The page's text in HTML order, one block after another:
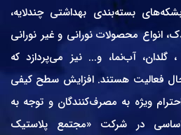
بسته‌بندی بهداشتی چندلایه،
انواع محصولات نورانی و غیر نورانی
آب‌نما، و... نیز می‌پردازد که
فعالیت هستند. افزایش سطح کیفی
ویژه به مصرف‌کنندگان و توجه به
در شرکت «مجتمع پلاستیک